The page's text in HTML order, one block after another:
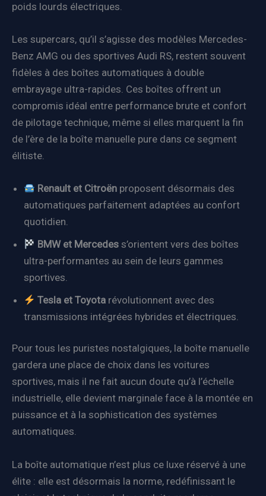
poids lourds électriques.
Les supercars, qu’il s’agisse des modèles Mercedes-
Benz AMG ou des sportives Audi RS, restent souvent
fidèles à des boîtes automatiques à double
embrayage ultra-rapides. Ces boîtes offrent un
compromis idéal entre performance brute et confort
de pilotage technique, même si elles marquent la fin
de l’ère de la boîte manuelle pure dans ce segment
élitiste.
Renault et Citroën proposent désormais des
automatiques parfaitement adaptées au confort
quotidien.
BMW et Mercedes s’orientent vers des boîtes
ultra-performantes au sein de leurs gammes
sportives.
Tesla et Toyota révolutionnent avec des
transmissions intégrées hybrides et électriques.
Pour tous les puristes nostalgiques, la boîte manuelle
gardera une place de choix dans les voitures
sportives, mais il ne fait aucun doute qu’à l’échelle
industrielle, elle devient marginale face à la montée en
puissance et à la sophistication des systèmes
automatiques.
La boîte automatique n’est plus ce luxe réservé à une
élite : elle est désormais la norme, redéfinissant le